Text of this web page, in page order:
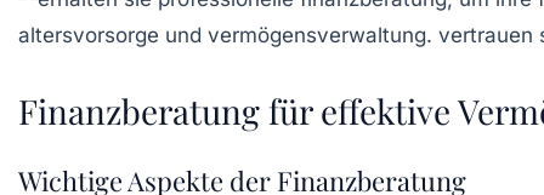
Finanzberatung für effektive
Wichtige Aspekte der Finanzberatung